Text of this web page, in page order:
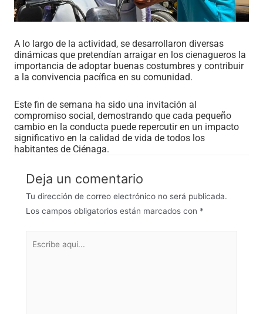
A lo largo de la actividad, se desarrollaron diversas
dinámicas que pretendían arraigar en los cienagueros la
importancia de adoptar buenas costumbres y contribuir
a la convivencia pacífica en su comunidad.
Este fin de semana ha sido una invitación al
compromiso social, demostrando que cada pequeño
cambio en la conducta puede repercutir en un impacto
significativo en la calidad de vida de todos los
habitantes de Ciénaga.
Deja un comentario
Tu dirección de correo electrónico no será publicada.
Los campos obligatorios están marcados con *